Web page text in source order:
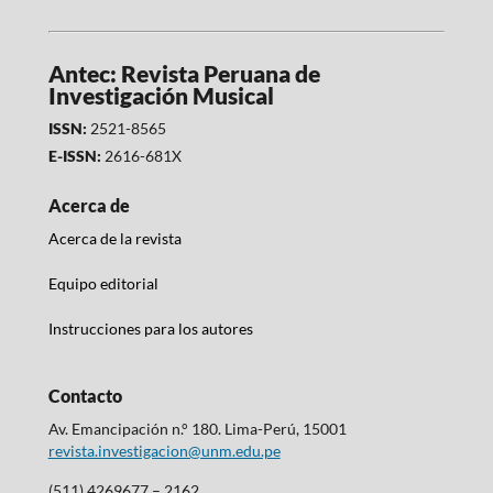
Antec: Revista Peruana de
Investigación Musical
ISSN: 2521-8565
E-ISSN: 2616-681X
Acerca de
Acerca de la revista
Equipo editorial
Instrucciones para los autores
Contacto
Av. Emancipación n.° 180. Lima-Perú, 15001
revista.investigacion@unm.edu.pe